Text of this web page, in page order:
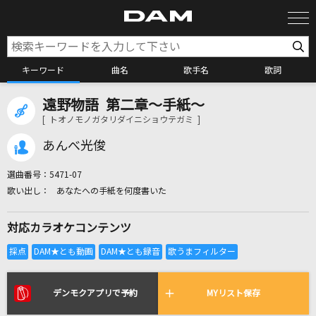
キーワード 曲名 歌手名 歌詞
カラオケ検索
全国りれき
リアルタイムで歌われている曲の一覧
遠野物語 第二章～手紙～
[ トオノモノガタリダイニショウテガミ ]
あんべ光俊
選曲番号： 5471-07
あなたへの手紙を何度書いた
対応カラオケコンテンツ
デンモクアプリで予約 MYリスト保存